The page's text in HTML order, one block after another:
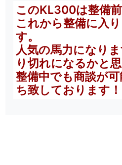
このKL300は整備
これから整備に入
す。
人気の馬力になり
り切れになるかと思
整備中でも商談が
ち致しております！